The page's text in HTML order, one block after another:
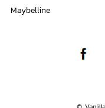
Maybelline